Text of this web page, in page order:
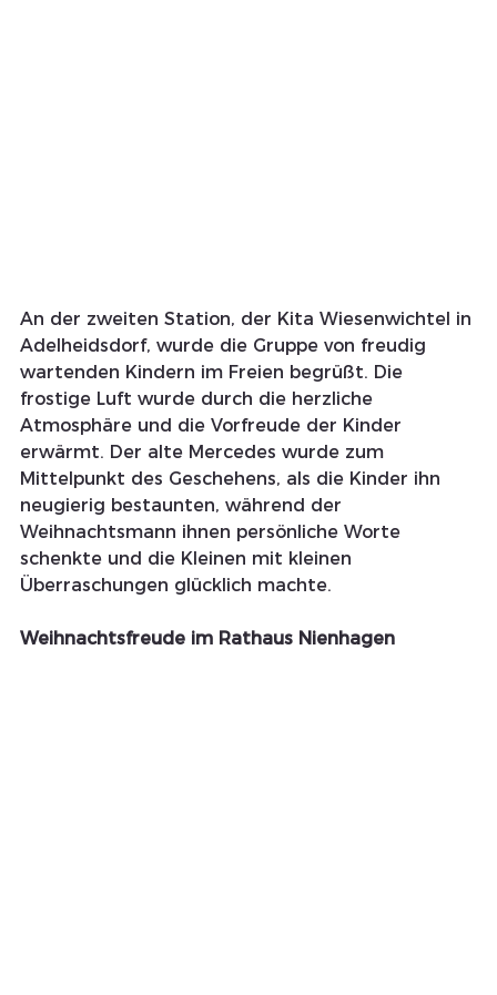
An der zweiten Station, der Kita Wiesenwichtel in
Adelheidsdorf, wurde die Gruppe von freudig
wartenden Kindern im Freien begrüßt. Die
frostige Luft wurde durch die herzliche
Atmosphäre und die Vorfreude der Kinder
erwärmt. Der alte Mercedes wurde zum
Mittelpunkt des Geschehens, als die Kinder ihn
neugierig bestaunten, während der
Weihnachtsmann ihnen persönliche Worte
schenkte und die Kleinen mit kleinen
Überraschungen glücklich machte.
Weihnachtsfreude im Rathaus Nienhagen